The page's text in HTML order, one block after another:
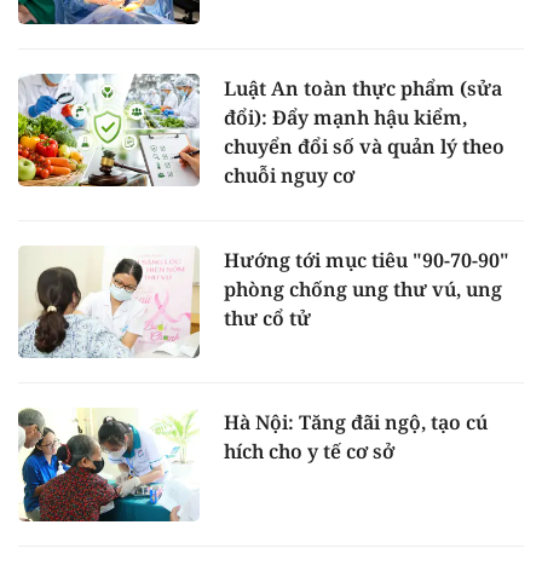
Luật An toàn thực phẩm (sửa
đổi): Đẩy mạnh hậu kiểm,
chuyển đổi số và quản lý theo
chuỗi nguy cơ
Hướng tới mục tiêu "90-70-90"
phòng chống ung thư vú, ung
thư cổ tử
Hà Nội: Tăng đãi ngộ, tạo cú
hích cho y tế cơ sở